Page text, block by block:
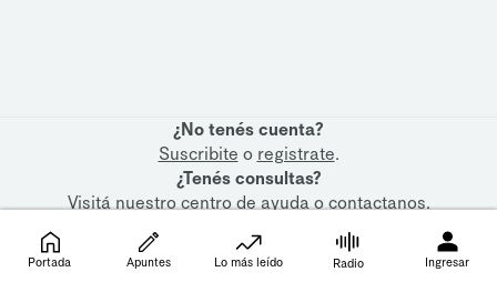
¿No tenés cuenta?
Suscribite o registrate.
¿Tenés consultas?
Visitá nuestrocentro de ayudaocontactanos.
Portada Apuntes Lo más leído Radio Ingresar